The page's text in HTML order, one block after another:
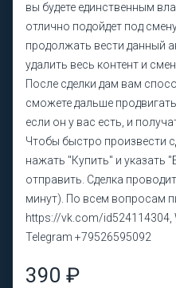
вы будете единственным
отлично подойдет под
продолжать вести данный
удалить весь контент и
После сделки дам вам
сможете дальше
если он у вас есть, и
Чтобы быстро произвести
нажать "Купить" и указать
отправить. Сделка
минут). По всем вопросам
https://vk.com/id524114304,
Telegram +79526595092
390 ₽